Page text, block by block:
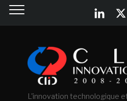
L'innovation technologique